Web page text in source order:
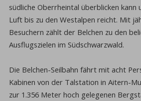
südliche Oberrheintal überblicken kann
Luft bis zu den Westalpen reicht. Mit
Besuchern zählt der Belchen zu den
Ausflugszielen im Südschwarzwald.
Die Belchen-Seilbahn fährt mit acht
Kabinen von der Talstation in Aitern-
zur 1.356 Meter hoch gelegenen